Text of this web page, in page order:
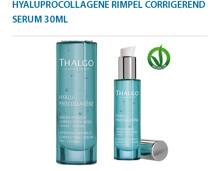
HYALUPROCOLLAGENE RIMPEL CORRIGEREND
SERUM 30ML